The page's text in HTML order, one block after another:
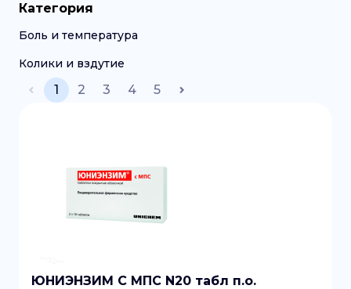
Категория
Боль и температура
Колики и вздутие
1 2 3 4 5
ЮНИЭНЗИМ С МПС N20 табл п.о.